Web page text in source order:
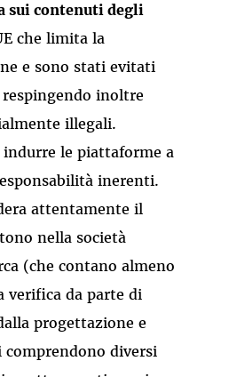
sui contenuti degli
che limita la
e sono stati evitati
inoltre
illegali.
le piattaforme a
inerenti.
attentamente il
nella società
(che contano almeno
verifica da parte di
progettazione e
comprendono diversi